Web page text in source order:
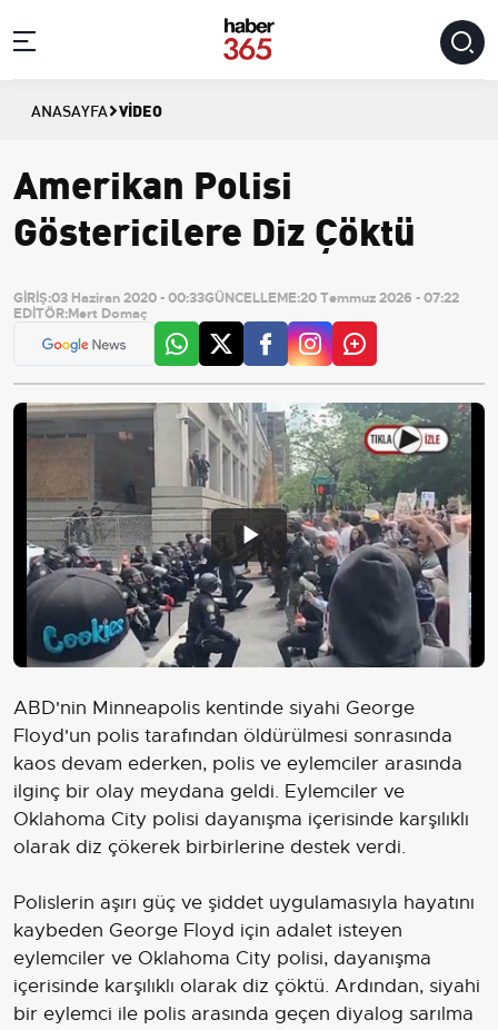
ANASAYFA VIDEO
Amerikan Polisi
Göstericilere Diz Çöktü
GİRİŞ:03 Haziran 2020 - 00:33GÜNCELLEME:20 Temmuz 2026 - 07:22
EDİTÖR:Mert Domaç
Play
Video
ABD'nin Minneapolis kentinde siyahi George
Floyd'un polis tarafından öldürülmesi sonrasında
kaos devam ederken, polis ve eylemciler arasında
ilginç bir olay meydana geldi. Eylemciler ve
Oklahoma City polisi dayanışma içerisinde karşılıklı
olarak diz çökerek birbirlerine destek verdi.
Polislerin aşırı güç ve şiddet uygulamasıyla hayatını
kaybeden George Floyd için adalet isteyen
eylemciler ve Oklahoma City polisi, dayanışma
içerisinde karşılıklı olarak diz çöktü. Ardından, siyahi
bir eylemci ile polis arasında geçen diyalog sarılma